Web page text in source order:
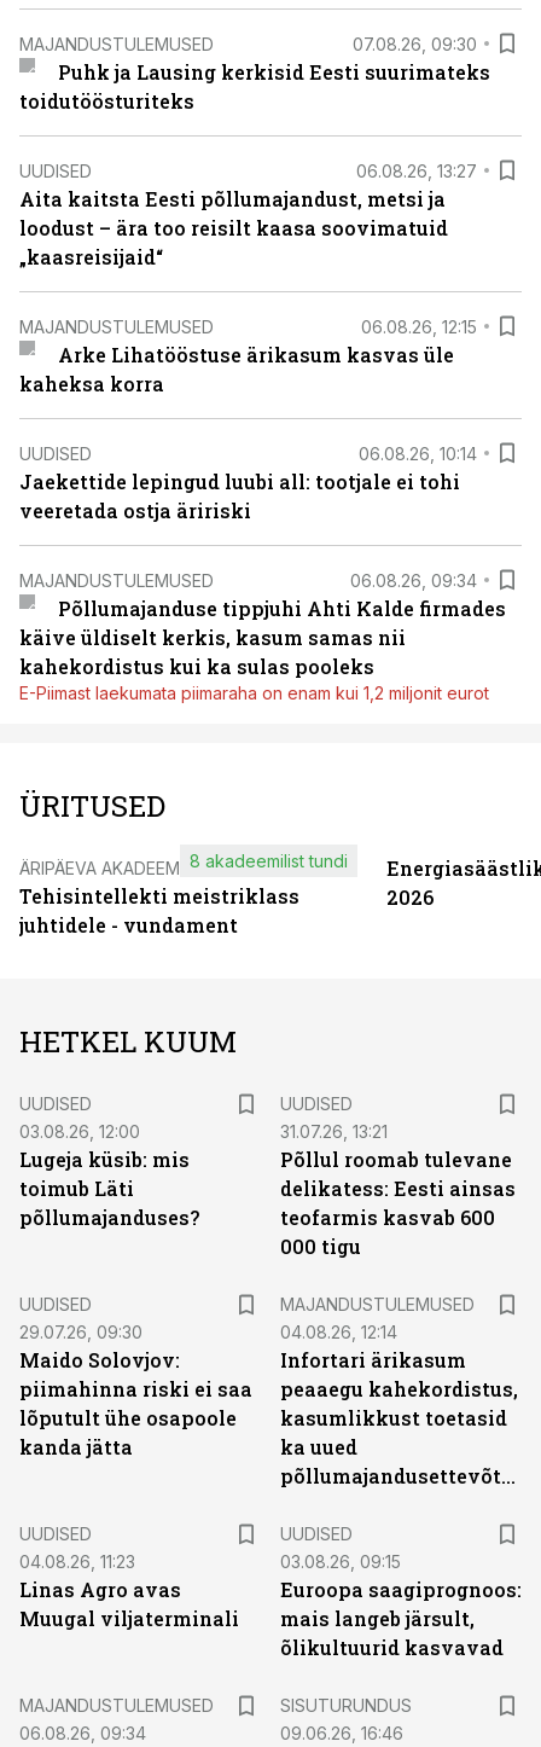
MAJANDUSTULEMUSED 07.08.26, 09:30
Puhk ja Lausing kerkisid Eesti suurimateks
toidutöösturiteks
UUDISED 06.08.26, 13:27
Aita kaitsta Eesti põllumajandust, metsi ja
loodust – ära too reisilt kaasa soovimatuid
„kaasreisijaid“
MAJANDUSTULEMUSED 06.08.26, 12:15
Arke Lihatööstuse ärikasum kasvas üle
kaheksa korra
UUDISED 06.08.26, 10:14
Jaekettide lepingud luubi all: tootjale ei tohi
veeretada ostja äririski
MAJANDUSTULEMUSED 06.08.26, 09:34
Põllumajanduse tippjuhi Ahti Kalde firmades
käive üldiselt kerkis, kasum samas nii
kahekordistus kui ka sulas pooleks
E-Piimast laekumata piimaraha on enam kui 1,2 miljonit eurot
ÜRITUSED
ÄRIPÄEVA AKADEEMIA
Tehisintellekti meistriklass
juhtidele - vundament
8 akadeemilist tundi
2026
HETKEL KUUM
UUDISED
03.08.26, 12:00
Lugeja küsib: mis
toimub Läti
põllumajanduses?
UUDISED
31.07.26, 13:21
Põllul roomab tulevane
delikatess: Eesti ainsas
teofarmis kasvab 600
000 tigu
UUDISED
29.07.26, 09:30
Maido Solovjov:
piimahinna riski ei saa
lõputult ühe osapoole
kanda jätta
MAJANDUSTULEMUSED
04.08.26, 12:14
Infortari ärikasum
peaaegu kahekordistus,
kasumlikkust toetasid
ka uued
põllumajandusettevõtted
UUDISED
04.08.26, 11:23
Linas Agro avas
Muugal viljaterminali
UUDISED
03.08.26, 09:15
Euroopa saagiprognoos:
mais langeb järsult,
õlikultuurid kasvavad
MAJANDUSTULEMUSED
06.08.26, 09:34
SISUTURUNDUS
09.06.26, 16:46